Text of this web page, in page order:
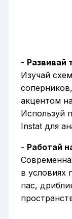
- Развивай
Изучай
акцентом
Используй
Instat для
- Работай
в условиях
пас,